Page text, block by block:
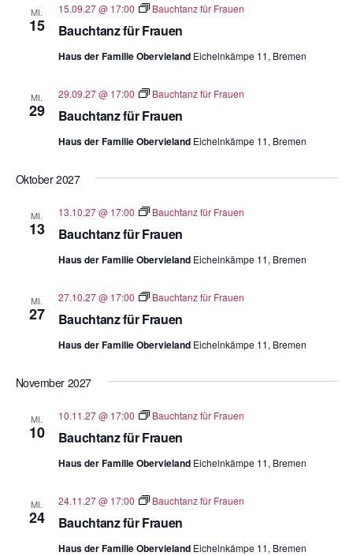
MI.
15 Bauchtanz für Frauen
15.09.27 @ 17:00 Bauchtanz für Frauen
Haus der Familie Obervieland Eichelnkämpe 11, Bremen
MI.
29 Bauchtanz für Frauen
29.09.27 @ 17:00 Bauchtanz für Frauen
Haus der Familie Obervieland Eichelnkämpe 11, Bremen
Oktober 2027
MI.
13 Bauchtanz für Frauen
13.10.27 @ 17:00 Bauchtanz für Frauen
Haus der Familie Obervieland Eichelnkämpe 11, Bremen
MI.
27 Bauchtanz für Frauen
27.10.27 @ 17:00 Bauchtanz für Frauen
Haus der Familie Obervieland Eichelnkämpe 11, Bremen
November 2027
MI.
10 Bauchtanz für Frauen
10.11.27 @ 17:00 Bauchtanz für Frauen
Haus der Familie Obervieland Eichelnkämpe 11, Bremen
MI.
24 Bauchtanz für Frauen
24.11.27 @ 17:00 Bauchtanz für Frauen
Haus der Familie Obervieland Eichelnkämpe 11, Bremen